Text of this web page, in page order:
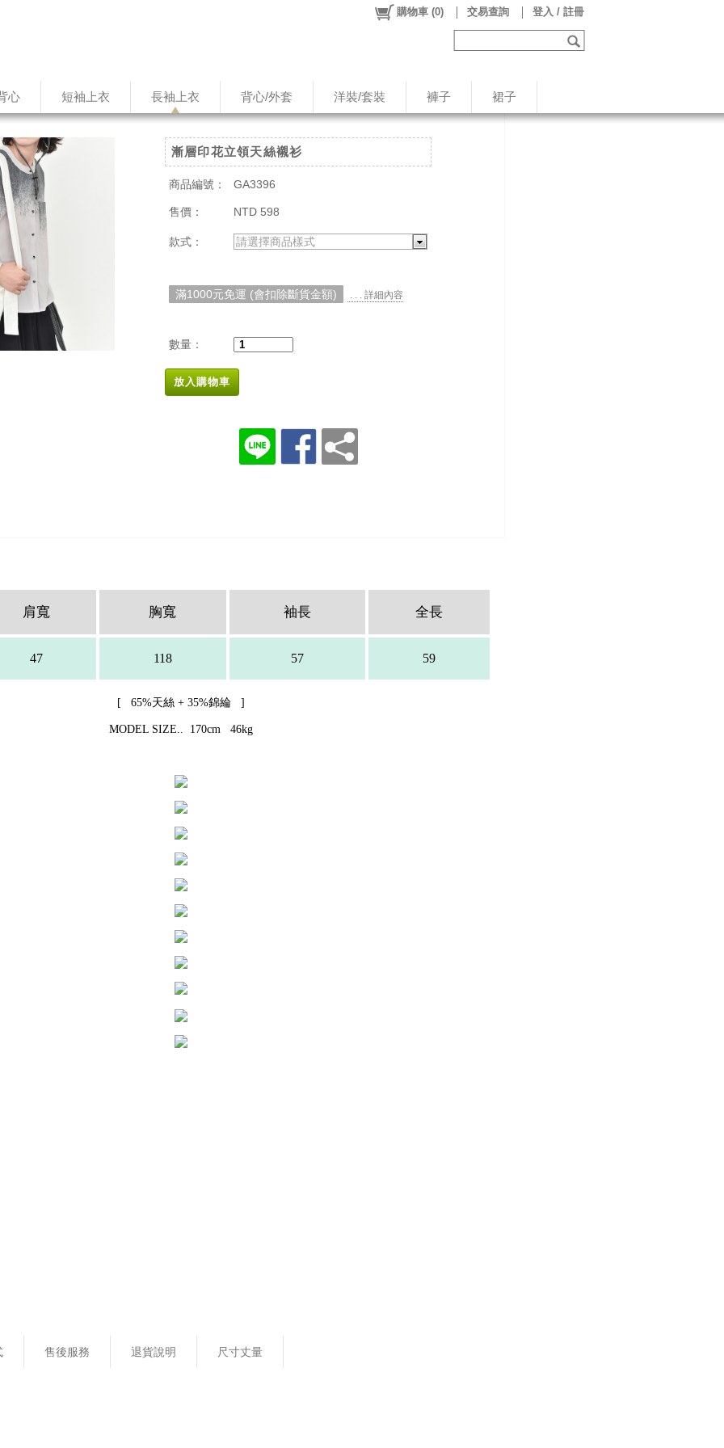
心 短袖上衣 長袖上衣 背心/外套 洋裝/套裝 褲子 裙子
購物車 (0) 交易查詢 登入 / 註冊
漸層印花立領天絲襯衫
商品編號： GA3396
售價： NTD 598
款式： 請選擇商品樣式
滿1000元免運 (會扣除斷貨金額) . . . 詳細內容
數量：
放入購物車
售後服務 退貨說明 尺寸丈量